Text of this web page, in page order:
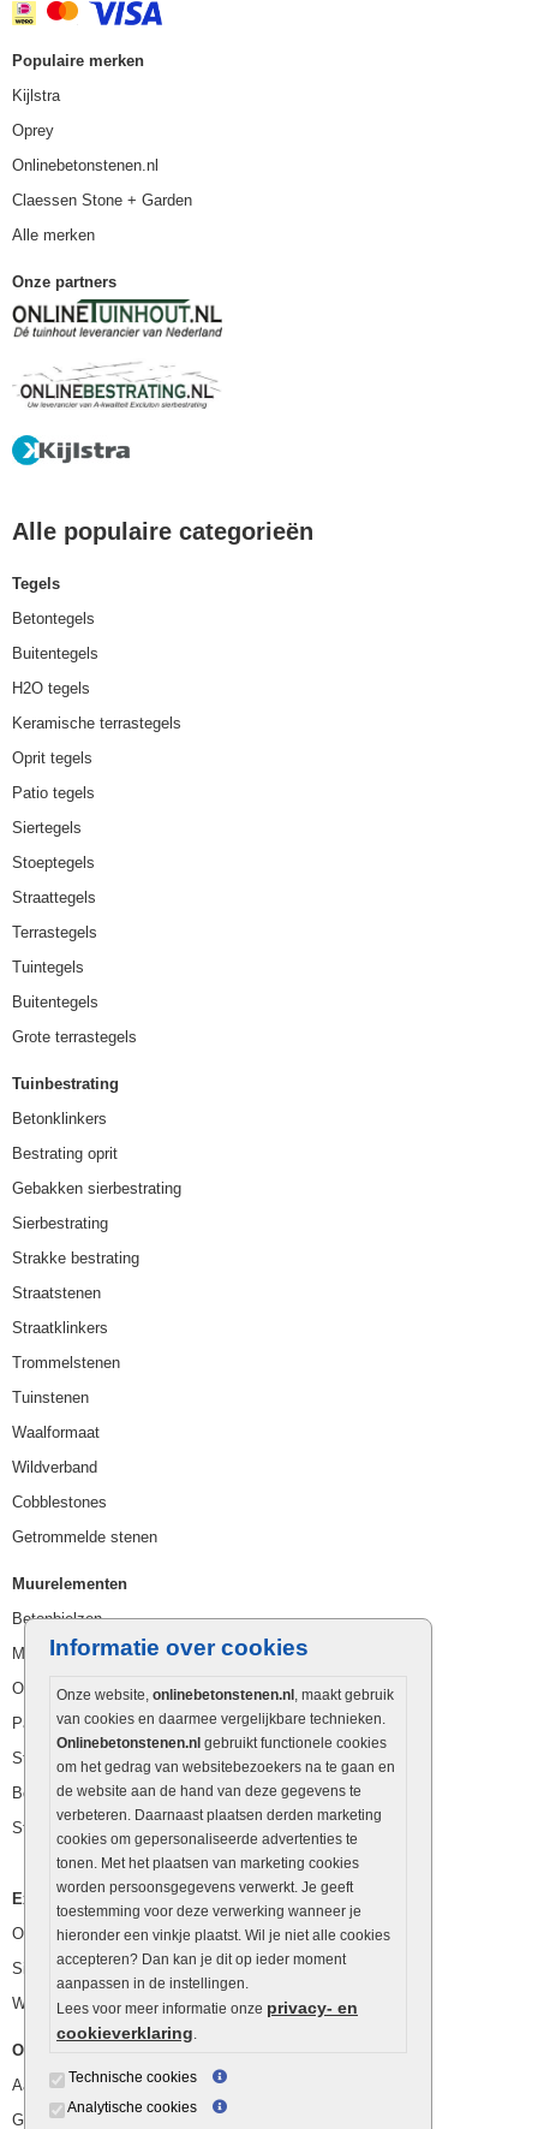
Informatie over cookies
Onze website, onlinebetonstenen.nl , maakt gebruik
van cookies en daarmee vergelijkbare technieken.
Onlinebetonstenen.nl gebruikt functionele cookies
om het gedrag van websitebezoekers na te gaan en
de website aan de hand van deze gegevens te
verbeteren. Daarnaast plaatsen derden marketing
cookies om gepersonaliseerde advertenties te
tonen. Met het plaatsen van marketing cookies
worden persoonsgegevens verwerkt. Je geeft
toestemming voor deze verwerking wanneer je
hieronder een vinkje plaatst. Wil je niet alle cookies
accepteren? Dan kan je dit op ieder moment
aanpassen in de instellingen.
Lees voor meer informatie onze privacy- en
cookieverklaring.
Technische cookies
Analytische cookies
Populaire merken
Kijlstra
Oprey
Onlinebetonstenen.nl
Claessen Stone + Garden
Alle merken
Onze partners
Alle populaire categorieën
Tegels
Betontegels
Buitentegels
H2O tegels
Keramische terrastegels
Oprit tegels
Patio tegels
Siertegels
Stoeptegels
Straattegels
Terrastegels
Tuintegels
Buitentegels
Grote terrastegels
Tuinbestrating
Betonklinkers
Bestrating oprit
Gebakken sierbestrating
Sierbestrating
Strakke bestrating
Straatstenen
Straatklinkers
Trommelstenen
Tuinstenen
Waalformaat
Wildverband
Cobblestones
Getrommelde stenen
Muurelementen
Betonbielzen
Muurstenen
Opsluitbanden
Palissaden
Stapelblokken
Betonblokken
Stapelstenen
Extra benodigdheden
Ophoogzand
Siergrind en siersplit
Waterafvoer
Overig
Aanbiedingen
Goedkope bestrating